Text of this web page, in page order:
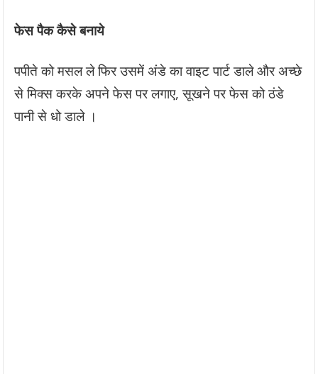
फेस पैक कैसे बनाये
पपीते को मसल ले फिर उसमें अंडे का वाइट पार्ट डाले और अच्छे
से मिक्स करके अपने फेस पर लगाए, सूखने पर फेस को ठंडे
पानी से धो डाले ।